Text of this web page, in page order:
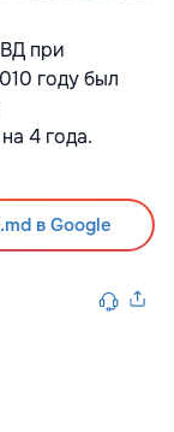
при
году был
4 года.
в Google